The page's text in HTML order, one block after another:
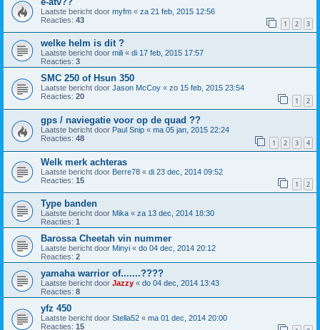
Laatste bericht door myfm « za 21 feb, 2015 12:56
Reacties: 43 1 2 3
welke helm is dit ?
Laatste bericht door mili « di 17 feb, 2015 17:57
Reacties: 3
SMC 250 of Hsun 350
Laatste bericht door Jason McCoy « zo 15 feb, 2015 23:54
Reacties: 20 1 2
gps / naviegatie voor op de quad ??
Laatste bericht door Paul Snip « ma 05 jan, 2015 22:24
Reacties: 48 1 2 3 4
Welk merk achteras
Laatste bericht door Berre78 « di 23 dec, 2014 09:52
Reacties: 15 1 2
Type banden
Laatste bericht door Mika « za 13 dec, 2014 18:30
Reacties: 1
Barossa Cheetah vin nummer
Laatste bericht door Minyi « do 04 dec, 2014 20:12
Reacties: 2
yamaha warrior of.......????
Laatste bericht door Jazzy « do 04 dec, 2014 13:43
Reacties: 8
yfz 450
Laatste bericht door Stella52 « ma 01 dec, 2014 20:00
Reacties: 15